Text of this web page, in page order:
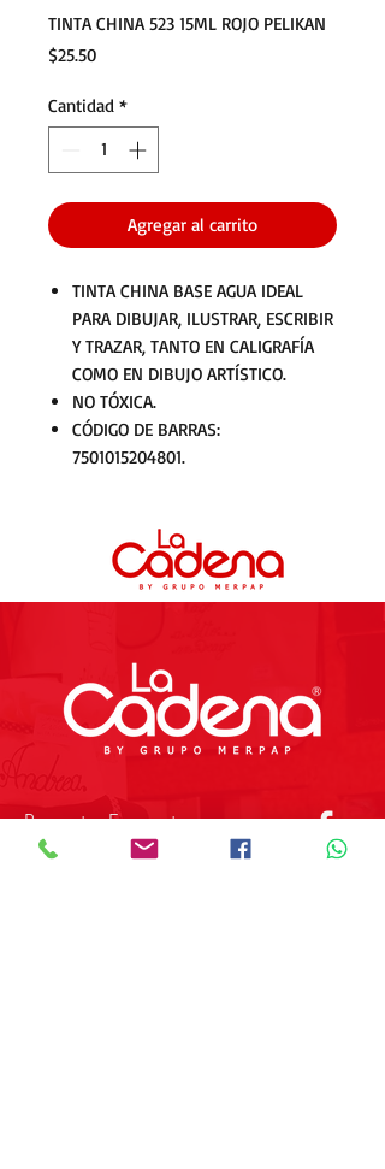
TINTA CHINA 523 15ML ROJO PELIKAN
$25.50Precio
Cantidad *
Agregar al carrito
TINTA CHINA BASE AGUA IDEAL
PARA DIBUJAR, ILUSTRAR, ESCRIBIR
Y TRAZAR, TANTO EN CALIGRAFÍA
COMO EN DIBUJO ARTÍSTICO.
NO TÓXICA.
CÓDIGO DE BARRAS:
7501015204801.
Preguntas Frecuentes
Tienda